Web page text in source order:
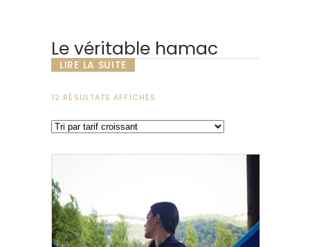
Le véritable hamac
Mexicain : La tradition
LIRE LA SUITE
12 RÉSULTATS AFFICHÉS
CROISSANT